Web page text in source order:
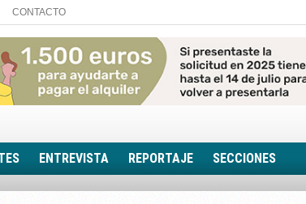
CONTACTO
ENTREVISTA REPORTAJE SECCIONES
FOTONOTICIA